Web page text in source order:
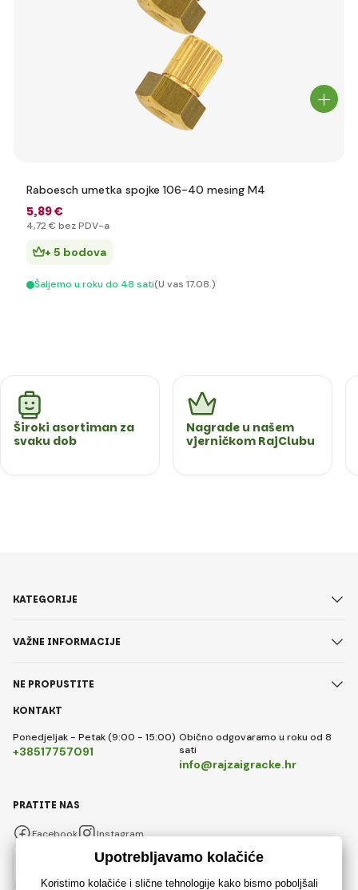
Raboesch umetka spojke 106-40 mesing M4
5,89 €
4,72 € bez PDV-a
+ 5 bodova
Šaljemo u roku do 48 sati(U vas 17.08.)
Široki asortiman za
svaku dob
Nagrade u našem
vjerničkom RajClubu
KONTAKT
Ponedjeljak - Petak (9:00 - 15:00)
+38517757091
Obično odgovaramo u roku od 8
sati
info@rajzaigracke.hr
KATEGORIJE
VAŽNE INFORMACIJE
NE PROPUSTITE
PRATITE NAS
Facebook Instagram